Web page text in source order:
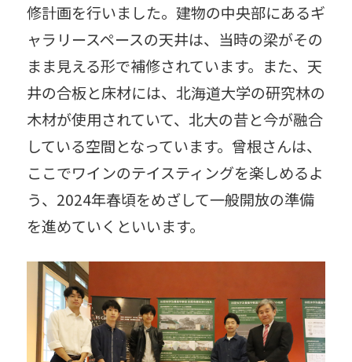
修計画を行いました。建物の中央部にあるギ
ャラリースペースの天井は、当時の梁がその
まま見える形で補修されています。また、天
井の合板と床材には、北海道大学の研究林の
木材が使用されていて、北大の昔と今が融合
している空間となっています。曾根さんは、
ここでワインのテイスティングを楽しめるよ
う、2024年春頃をめざして一般開放の準備
を進めていくといいます。